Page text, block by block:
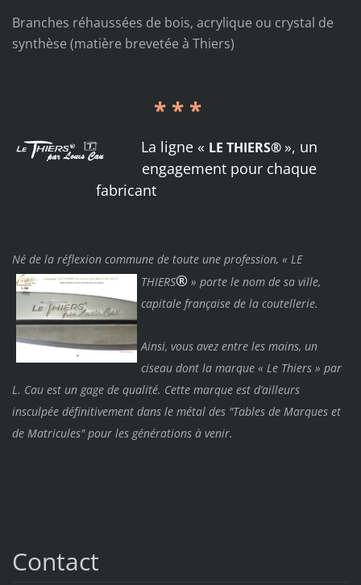
Branches réhaussées de bois, acrylique ou crystal de
synthèse (matière brevetée à Thiers)
* * *
La ligne « LE THIERS® », un
engagement pour chaque
fabricant
Né de la réflexion commune detoute une profession, « LE
THIERS® » porte le nom de sa ville,
capitale française de la coutellerie.
Ainsi, vous avez entre les mains, un
ciseau dont la marque « Le Thiers » par
L. Cau est un gage de qualité. Cette marque est d’ailleurs
insculpée définitivement dans le métal des "Tables de Marques et
de Matricules" pour les générations à venir.
Contact